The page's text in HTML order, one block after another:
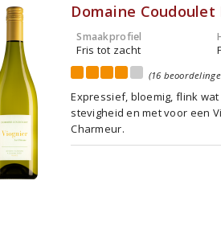
Domaine Coudoulet
Smaakprofiel
Fris tot zacht
(16
Expressief, bloemig, flink
stevigheid en met voor een
Charmeur.